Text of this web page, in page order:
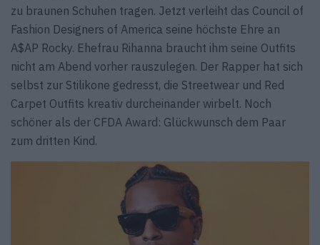
zu braunen Schuhen tragen. Jetzt verleiht das Council of
Fashion Designers of America seine höchste Ehre an
A$AP Rocky. Ehefrau Rihanna braucht ihm seine Outfits
nicht am Abend vorher rauszulegen. Der Rapper hat sich
selbst zur Stilikone gedresst, die Streetwear und Red
Carpet Outfits kreativ durcheinander wirbelt. Noch
schöner als der CFDA Award: Glückwunsch dem Paar
zum dritten Kind.